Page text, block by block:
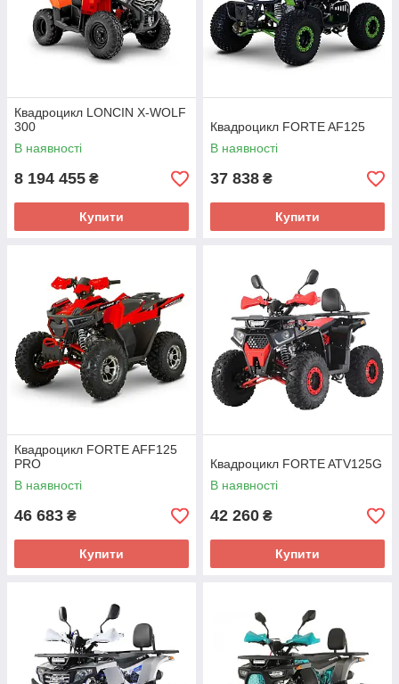
Квадроцикл LONCIN X-WOLF
300
В наявності
8 194 455 ₴
Купити
Квадроцикл FORTE AF125
В наявності
37 838 ₴
Купити
Квадроцикл FORTE AFF125
PRO
В наявності
46 683 ₴
Купити
Квадроцикл FORTE ATV125G
В наявності
42 260 ₴
Купити